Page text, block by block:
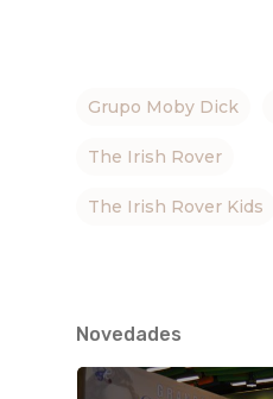
Grupo Moby Dick
The Irish Rover
The Irish Rover Kids
Novedades